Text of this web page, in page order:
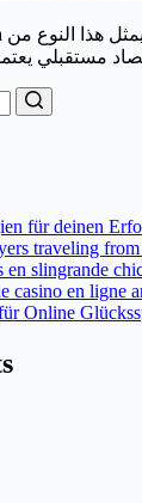
für deinen
traveling
en slingrande
casino en ligne
Online